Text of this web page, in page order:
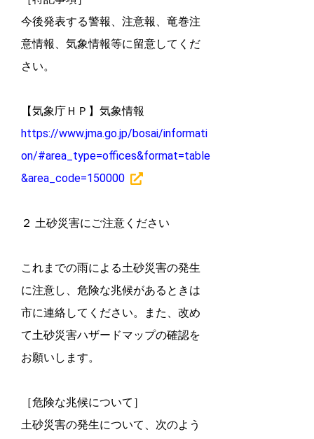
今後発表する警報、注意報、竜巻注
意情報、気象情報等に留意してくだ
さい。
【気象庁ＨＰ】気象情報
https://www.jma.go.jp/bosai/informati
on/#area_type=offices&format=table
&area_code=150000
２ 土砂災害にご注意ください
これまでの雨による土砂災害の発生
に注意し、危険な兆候があるときは
市に連絡してください。また、改め
て土砂災害ハザードマップの確認を
お願いします。
［危険な兆候について］
土砂災害の発生について、次のよう